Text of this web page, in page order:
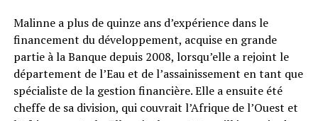
Malinne a plus de quinze ans d’expérience dans le
financement du développement, acquise en grande
partie à la Banque depuis 2008, lorsqu’elle a rejoint le
département de l’Eau et de l’assainissement en tant que
spécialiste de la gestion financière. Elle a ensuite été
cheffe de sa division, qui couvrait l’Afrique de l’Ouest et